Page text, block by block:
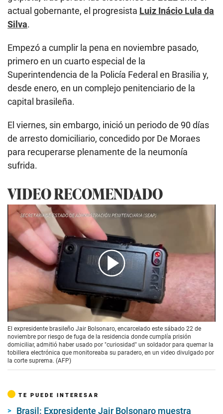
actual gobernante, el progresista Luiz Inácio Lula da
Silva.
Empezó a cumplir la pena en noviembre pasado,
primero en un cuarto especial de la
Superintendencia de la Policía Federal en Brasilia y,
desde enero, en un complejo penitenciario de la
capital brasileña.
El viernes, sin embargo, inició un periodo de 90 días
de arresto domiciliario, concedido por De Moraes
para recuperarse plenamente de la neumonía
sufrida.
VIDEO RECOMENDADO
El expresidente brasileño Jair Bolsonaro, encarcelado este sábado 22 de
noviembre por riesgo de fuga de la residencia donde cumplía prisión
domiciliar, admitió haber usado por "curiosidad" un soldador para quemar la
tobillera electrónica que monitoreaba su paradero, en un video divulgado por
la corte suprema. (AFP)
TE PUEDE INTERESAR
Brasil: Expresidente Jair Bolsonaro muestra